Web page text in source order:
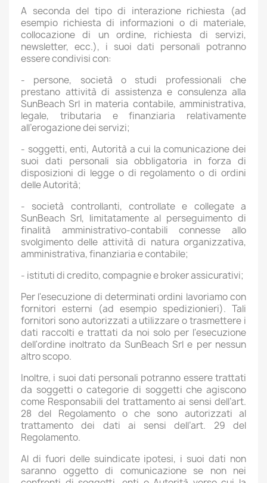
A seconda del tipo di interazione richiesta (ad
esempio richiesta di informazioni o di materiale,
collocazione di un ordine, richiesta di servizi,
newsletter, ecc.), i suoi dati personali potranno
essere condivisi con:
- persone, società o studi professionali che
prestano attività di assistenza e consulenza alla
SunBeach Srl in materia contabile, amministrativa,
legale, tributaria e finanziaria relativamente
all’erogazione dei servizi;
- soggetti, enti, Autorità a cui la comunicazione dei
suoi dati personali sia obbligatoria in forza di
disposizioni di legge o di regolamento o di ordini
delle Autorità;
- società controllanti, controllate e collegate a
SunBeach Srl, limitatamente al perseguimento di
finalità amministrativo-contabili connesse allo
svolgimento delle attività di natura organizzativa,
amministrativa, finanziaria e contabile;
- istituti di credito, compagnie e broker assicurativi;
Per l'esecuzione di determinati ordini lavoriamo con
fornitori esterni (ad esempio spedizionieri). Tali
fornitori sono autorizzati a utilizzare o trasmettere i
dati raccolti e trattati da noi solo per l'esecuzione
dell'ordine inoltrato da SunBeach Srl e per nessun
altro scopo.
Inoltre, i suoi dati personali potranno essere trattati
da soggetti o categorie di soggetti che agiscono
come Responsabili del trattamento ai sensi dell’art.
28 del Regolamento o che sono autorizzati al
trattamento dei dati ai sensi dell’art. 29 del
Regolamento.
Al di fuori delle suindicate ipotesi, i suoi dati non
saranno oggetto di comunicazione se non nei